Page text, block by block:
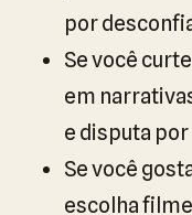
por
Se você
em
e disputa
Se você
escolha